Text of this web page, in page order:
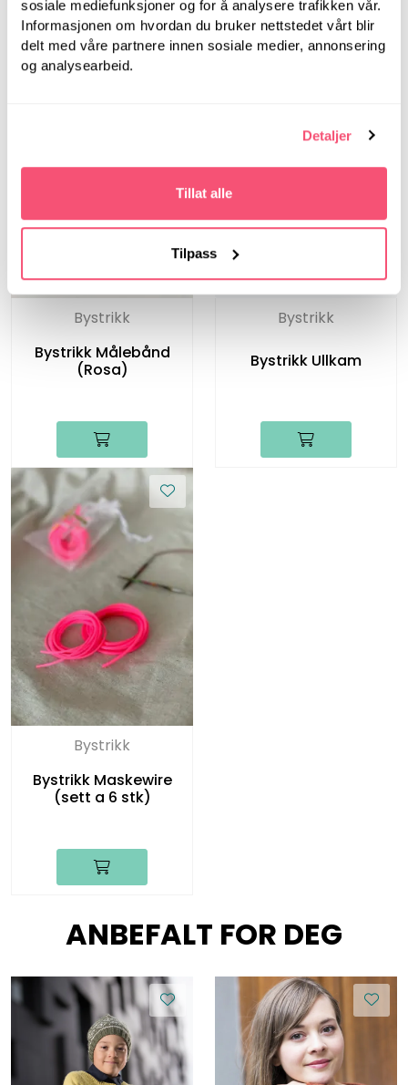
sosiale mediefunksjoner og for å analysere trafikken vår.
Informasjonen om hvordan du bruker nettstedet vårt blir
delt med våre partnere innen sosiale medier, annonsering
og analysearbeid.
Detaljer
Tillat alle
Tilpass
mm - Rundpinner i
bjørk
mm - Rundpinner i
bjørk
Bystrikk
Bystrikk Målebånd
(Rosa)
Bystrikk
Bystrikk Ullkam
Bystrikk
Bystrikk Maskewire
(sett a 6 stk)
ANBEFALT FOR DEG